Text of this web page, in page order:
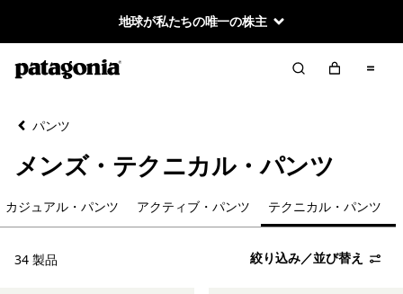
地球が私たちの唯一の株主
絞り込み／並び替え
絞り込み
カテゴリー
アルパイン・パンツ
絞り込み
在庫のあるサイズ
パンツ
メンズ・テクニカル・パンツ
カジュアル・パンツ アクティブ・パンツ テクニカル・パンツ
34 製品 絞り込み／並び替え